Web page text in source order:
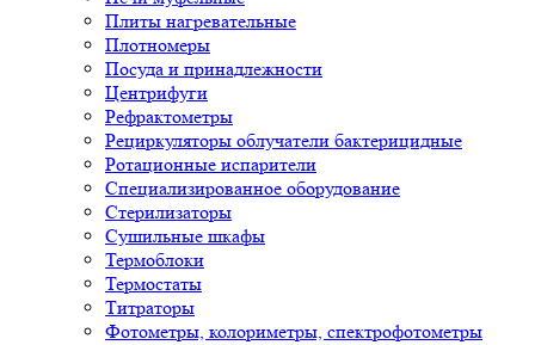
Плиты нагревательные
Плотномеры
Посуда и принадлежности
Центрифуги
Рефрактометры
Рециркуляторы облучатели бактерицидные
Ротационные испарители
Специализированное оборудование
Стерилизаторы
Сушильные шкафы
Термоблоки
Термостаты
Титраторы
Фотометры, колориметры, спектрофотометры